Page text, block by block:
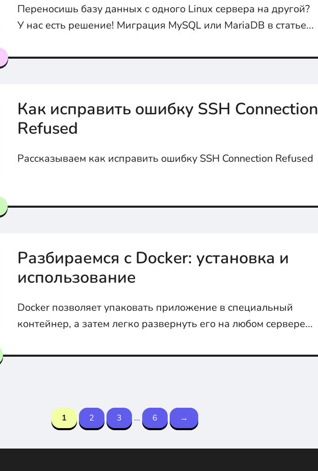
Переносишь базу данных с одного Linux сервера на другой?
У нас есть решение! Миграция MySQL или MariaDB в статье...
Как исправить ошибку SSH Connection
Refused
Рассказываем как исправить ошибку SSH Connection Refused
Разбираемся с Docker: установка и
использование
Docker позволяет упаковать приложение в специальный
контейнер, а затем легко развернуть его на любом сервере...
1 2 3 ... 6 →